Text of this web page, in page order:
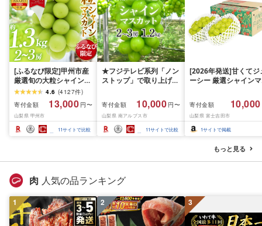
[ふるなび限定]甲州市産
厳選旬の大粒シャインマ
スカット 約1.3kg 2〜3
房[2026年発送]
(MG)B12-472 FN-
Limited-VO シャインマ
スカット フルーツ
4.6 (4127件)
寄付金額
13,000 円〜
山梨県 甲州市
11サイトで比較
★フジテレビ系列「ノン
ストップ」で取り上げら
先行予約]南アルプス市
産シャインマスカット
1.2kg以上(2〜3房)ふる
さと納税 おすすめ 山梨
県 南アルプス市 送料無
寄付金額 10,000 円〜
山梨県 南アルプス市
11サイトで比較
[2026年発送]甘くてジ
ーシー 厳選シャインマ
月前半(1〜15日)から
月下旬までの発送) フ
ーツ ぶどう 果物 山梨
産 2026 旬 大粒 高級
寄付金額 10,000
山梨県 富士吉田市
1サイトで掲載
もっと見る
肉 人気の品ランキング
1 2 3